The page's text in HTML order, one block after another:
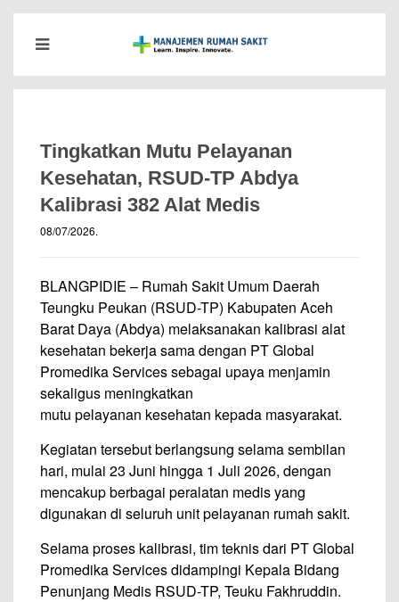
Tingkatkan Mutu Pelayanan
Kesehatan, RSUD-TP Abdya
Kalibrasi 382 Alat Medis
08/07/2026.
BLANGPIDIE – Rumah Sakit Umum Daerah
Teungku Peukan (RSUD-TP) Kabupaten Aceh
Barat Daya (Abdya) melaksanakan kalibrasi alat
kesehatan bekerja sama dengan PT Global
Promedika Services sebagai upaya menjamin
sekaligus meningkatkan
mutu pelayanan kesehatan kepada masyarakat.
Kegiatan tersebut berlangsung selama sembilan
hari, mulai 23 Juni hingga 1 Juli 2026, dengan
mencakup berbagai peralatan medis yang
digunakan di seluruh unit pelayanan rumah sakit.
Selama proses kalibrasi, tim teknis dari PT Global
Promedika Services didampingi Kepala Bidang
Penunjang Medis RSUD-TP, Teuku Fakhruddin.